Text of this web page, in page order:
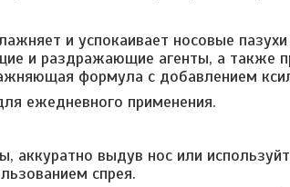
и успокаивает носовые
и раздражающие агенты, а также
формула с добавлением
ежедневного применения.
аккуратно выдув нос или
спрея.